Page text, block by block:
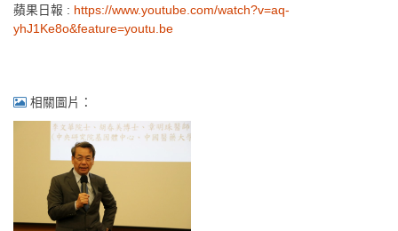
蘋果日報 : https://www.youtube.com/watch?v=aq-
yhJ1Ke8o&feature=youtu.be
相關圖片：